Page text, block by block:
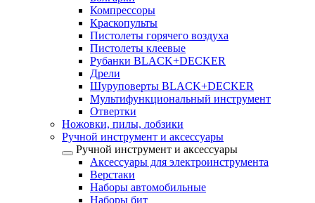
Компрессоры
Краскопульты
Пистолеты горячего воздуха
Пистолеты клеевые
Рубанки BLACK+DECKER
Дрели
Шуруповерты BLACK+DECKER
Мультифункциональный инструмент
Отвертки
Ножовки, пилы, лобзики
Ручной инструмент и аксессуары
Ручной инструмент и аксессуары
Аксессуары для электроинструмента
Верстаки
Наборы автомобильные
Наборы бит